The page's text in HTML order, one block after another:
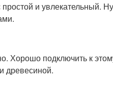
и увлекательный.
Хорошо подключить к
древесиной.